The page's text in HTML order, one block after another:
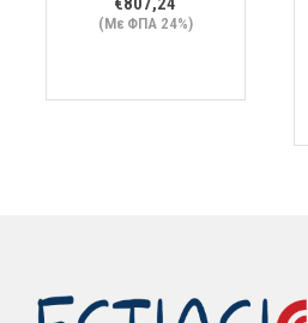
(Με ΦΠΑ 24%)